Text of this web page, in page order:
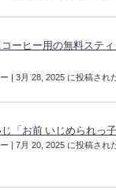
コーヒー用の無料ステ
| 3月 28, 2025 に投稿され
「お前 いじめられっ
| 7月 20, 2025 に投稿され